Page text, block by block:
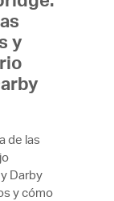
y
de las
Darby
y cómo